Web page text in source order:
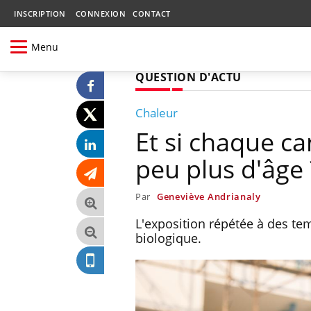
INSCRIPTION CONNEXION CONTACT
Menu
QUESTION D'ACTU
Chaleur
Et si chaque
peu plus d'âge
Par Geneviève Andrianaly
L'exposition répétée à des
biologique.